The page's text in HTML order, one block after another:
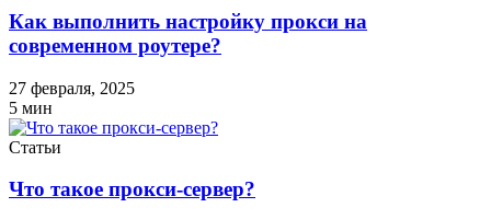
Как выполнить настройку прокси на
современном роутере?
27 февраля, 2025
5 мин
Статьи
Что такое прокси-сервер?